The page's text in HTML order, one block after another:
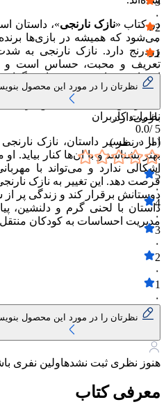
در کتاب «نازک نارنجی»، داستان
می‌شود که همیشه در بازی‌ها
زودرنج دارد. نازک نارنجی به
تعریف و محبت، حساس است و
احساس تنهایی و دوری از
سعی می‌کنند با او مهربان باشند،
کند و این حساسیت بیش از حد،
بازمی‌دارد.
اما در مسیر داستان، نازک
بهتر بشناسد و با ان‌ها کنار
اشکالی ندارد و می‌تواند با
فرصت دهد. این تغییر به نازک
دوستانش برقرار کند و زندگی پر
داستان با لحنی گرم و دلنشین،
مدیریت احساسات به کودکان
۰
2
۰
1
۰
نظرتان را در مورد این محصول
نظرات کاربران
5 /
0.0
( از ۰ نظر )
5
۰
4
۰
3
۰
2
۰
1
۰
نظرتان را در مورد این محصول
هنوز نظری ثبت نشدهاولین نفری
معرفی کتاب